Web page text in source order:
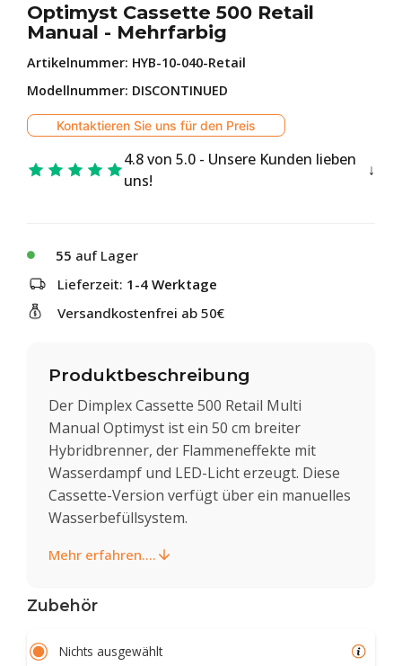
Optimyst Cassette 500 Retail
Manual - Mehrfarbig
Artikelnummer: HYB-10-040-Retail
Modellnummer: DISCONTINUED
Kontaktieren Sie uns für den Preis
4.8 von 5.0 - Unsere Kunden lieben
uns!
55 auf Lager
Lieferzeit: 1-4 Werktage
Versandkostenfrei ab 50€
Produktbeschreibung
Der Dimplex Cassette 500 Retail Multi
Manual Optimyst ist ein 50 cm breiter
Hybridbrenner, der Flammeneffekte mit
Wasserdampf und LED-Licht erzeugt. Diese
Cassette-Version verfügt über ein manuelles
Wasserbefüllsystem.
Mehr erfahren....
Zubehör
Nichts ausgewählt